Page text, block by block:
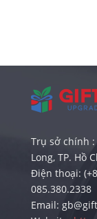
Trụ sở chính :
Long, TP. Hồ
Điện thoại:
085.380.2338
Email: